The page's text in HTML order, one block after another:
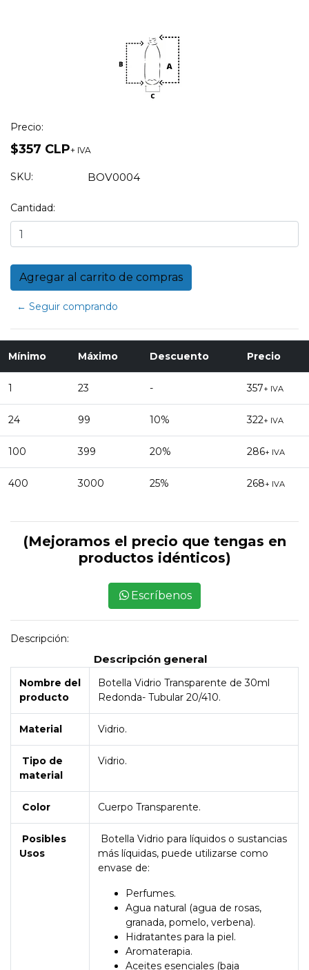
Precio:
$357 CLP+ IVA
SKU: BOV0004
Cantidad:
← Seguir comprando
Mínimo Máximo Descuento Precio
1 23 - 357+ IVA
24 99 10% 322+ IVA
100 399 20% 286+ IVA
400 3000 25% 268+ IVA
(Mejoramos el precio que tengas en
productos idénticos)
Escríbenos
Descripción:
Descripción general
Nombre del
producto
Botella Vidrio Transparente de 30ml
Redonda- Tubular 20/410.
Material Vidrio.
Tipo de
material
Vidrio.
Color Cuerpo Transparente.
Posibles
Usos
Botella Vidrio para líquidos o sustancias
más líquidas, puede utilizarse como
envase de:
Perfumes.
Agua natural (agua de rosas,
granada, pomelo, verbena).
Hidratantes para la piel.
Aromaterapia.
Aceites esenciales (baja